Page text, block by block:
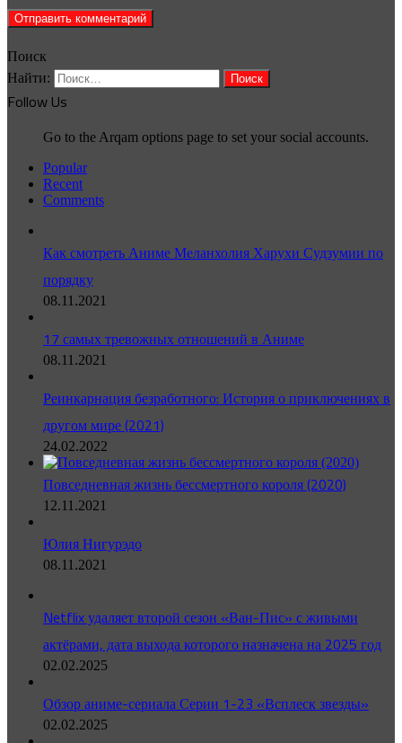
Поиск
Найти:
Follow Us
Go to the Arqam options page to set your social accounts.
Popular
Recent
Comments
Как смотреть Аниме Меланхолия Харухи Судзумии по
порядку
08.11.2021
17 самых тревожных отношений в Аниме
08.11.2021
Реинкарнация безработного: История о приключениях в
другом мире (2021)
24.02.2022
Повседневная жизнь бессмертного короля (2020)
12.11.2021
Юлия Нигурэдо
08.11.2021
Netflix удаляет второй сезон «Ван-Пис» с живыми
актёрами, дата выхода которого назначена на 2025 год
02.02.2025
Обзор аниме-сериала Серии 1-23 «Всплеск звезды»
02.02.2025